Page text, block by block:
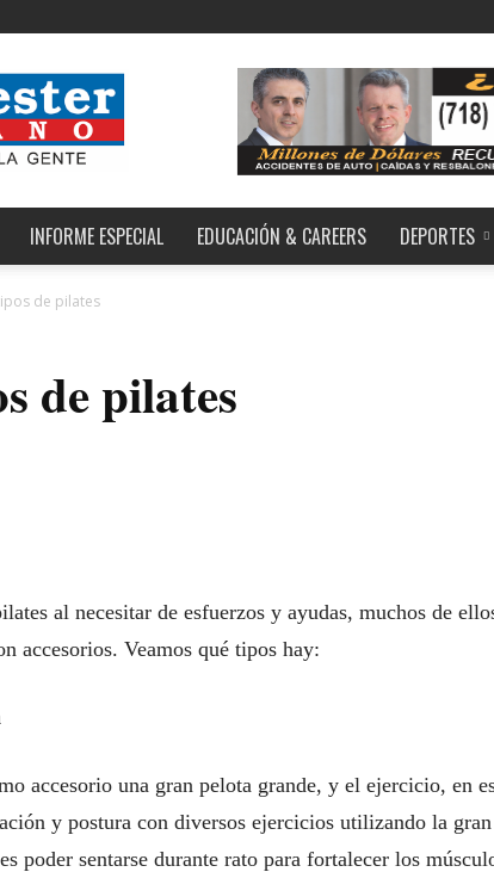
INFORME ESPECIAL EDUCACIÓN & CAREERS DEPORTES
de pilates
de pilates
al necesitar de esfuerzos y ayudas, muchos de
accesorios. Veamos qué tipos hay:
accesorio una gran pelota grande, y el ejercicio, en
y postura con diversos ejercicios utilizando la
poder sentarse durante rato para fortalecer los